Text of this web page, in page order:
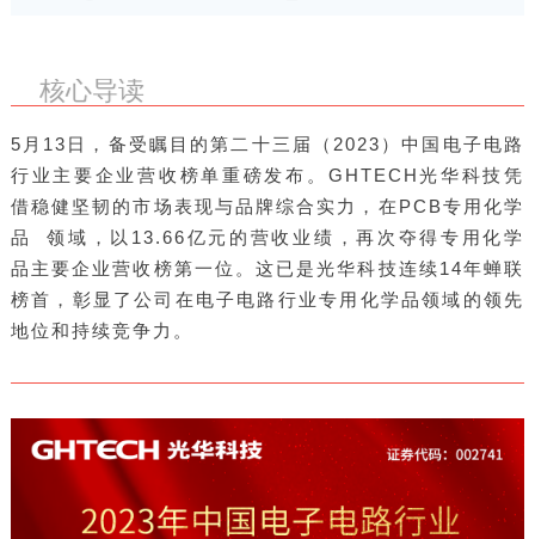
核心导读
5月13日，备受瞩目的第二十三届（2023）中国电子电路
行业主要企业营收榜单重磅发布。GHTECH光华科技凭
借稳健坚韧的市场表现与品牌综合实力，在PCB专用化学
品
领域，以13.66亿元的营收业绩，再次夺得专用化学
品主要企业营收榜第一位。这已是光华科技连续14年蝉联
榜首，彰显了公司在电子电路行业专用化学品领域的领先
地位和持续竞争力。